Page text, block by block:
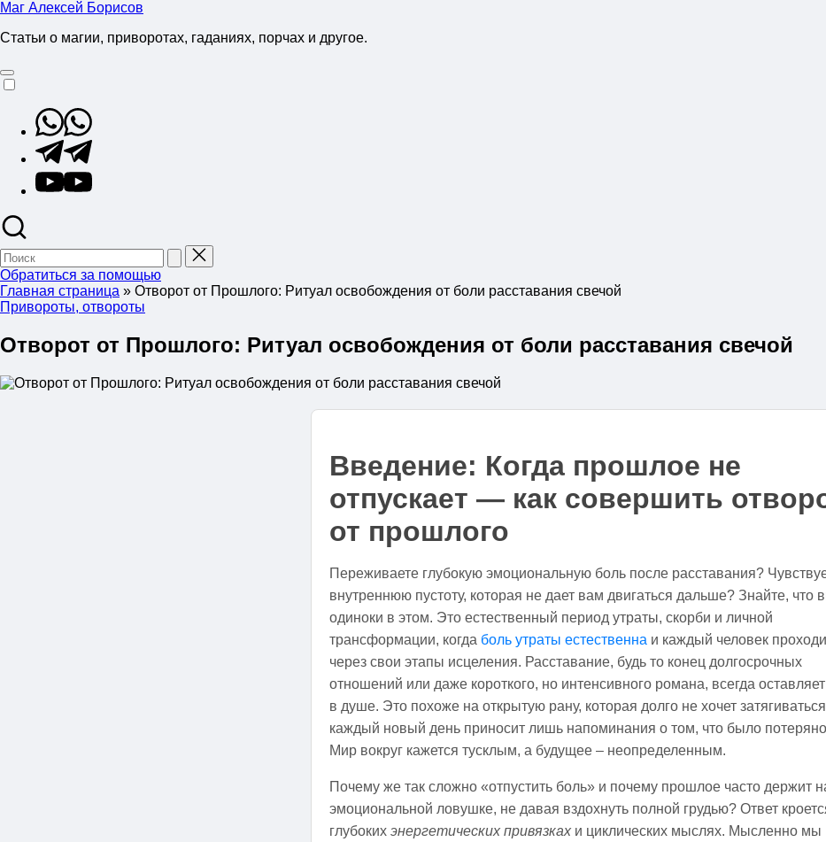
Перейти
содержимому
Маг Алексей Борисов
Статьи о магии, приворотах, гаданиях, порчах и другое.
Whatsapp
Telegram
YouTube
Поиск
для:
Обратиться за помощью
Главная страница » Отворот от Прошлого: Ритуал освобождения от боли расставания свечой
Опубликовано
Привороты, отвороты
Отворот от Прошлого: Ритуал освобождения от боли расставания свечой
Введение: Когда прошлое не
отпускает — как совершить
от прошлого
Переживаете глубокую эмоциональную боль после расставания?
внутреннюю пустоту, которая не дает вам двигаться дальше? Знайте, что
одиноки в этом. Это естественный период утраты, скорби и личной
трансформации, когда боль утраты естественна и каждый человек
через свои этапы исцеления. Расставание, будь то конец долгосрочных
отношений или даже короткого, но интенсивного романа, всегда
в душе. Это похоже на открытую рану, которая долго не хочет
каждый новый день приносит лишь напоминания о том, что было
Мир вокруг кажется тусклым, а будущее – неопределенным.
Почему же так сложно «отпустить боль» и почему прошлое часто держит
эмоциональной ловушке, не давая вздохнуть полной грудью? Ответ
глубоких энергетических привязках и циклических мыслях. Мысленно мы